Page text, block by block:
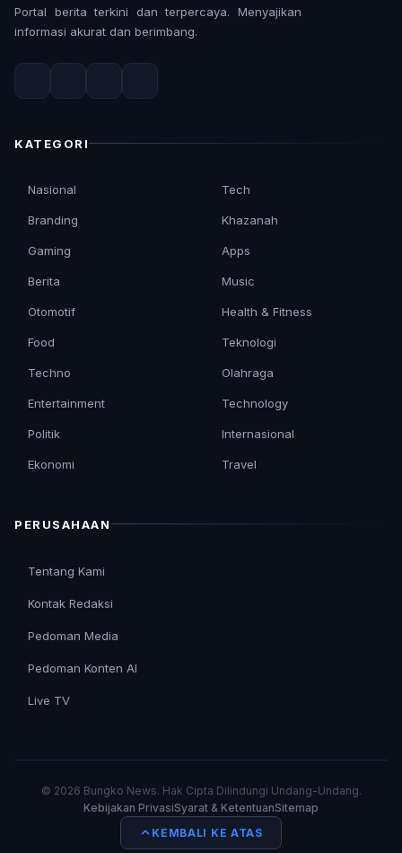
Portal berita terkini dan terpercaya. Menyajikan
informasi akurat dan berimbang.
KATEGORI
Nasional
Branding
Gaming
Berita
Otomotif
Tech
Khazanah
Apps
Music
Health & Fitness
Food
Techno
Entertainment
Politik
Ekonomi
Teknologi
Olahraga
Technology
Internasional
Travel
PERUSAHAAN
Tentang Kami
Kontak Redaksi
Pedoman Media
Pedoman Konten AI
Live TV
© 2026 Bungko News. Hak Cipta Dilindungi Undang-Undang.
Kebijakan PrivasiSyarat & KetentuanSitemap
KEMBALI KE ATAS